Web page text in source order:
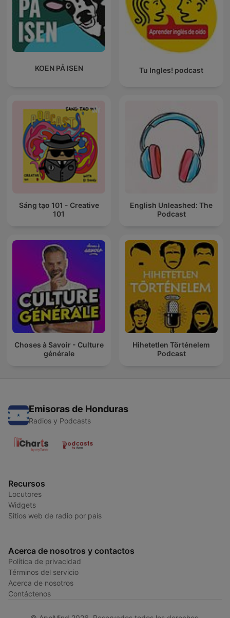
KOEN PÅ ISEN Tu Ingles! podcast
Sáng tạo 101 - Creative
101
English Unleashed: The
Podcast
Choses à Savoir - Culture
générale
Hihetetlen Történelem
Podcast
Emisoras de Honduras
Radios y Podcasts
Recursos
Locutores
Widgets
Sitios web de radio por país
Acerca de nosotros y contactos
Política de privacidad
Términos del servicio
Acerca de nosotros
Contáctenos